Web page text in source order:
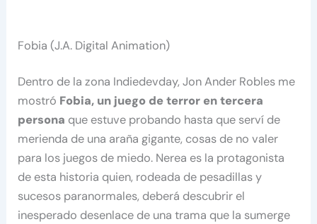
Fobia (J.A. Digital Animation)
Dentro de la zona Indiedevday, Jon Ander Robles me
mostró Fobia, un juego de terror en tercera
persona que estuve probando hasta que serví de
merienda de una araña gigante, cosas de no valer
para los juegos de miedo. Nerea es la protagonista
de esta historia quien, rodeada de pesadillas y
sucesos paranormales, deberá descubrir el
inesperado desenlace de una trama que la sumerge